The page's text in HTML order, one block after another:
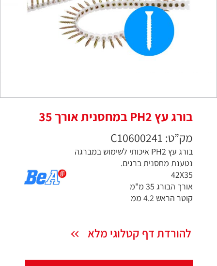
בורג עץ PH2 במחסנית אורך 35
מק”ט: C10600241
בורג עץ PH2 איכותי לשימוש במברגה
נטענת מחסנית ברגים.
42X35
אורך הבורג 35 מ"מ
קוטר הראש 4.2 ממ
להורדת דף קטלוגי מלא